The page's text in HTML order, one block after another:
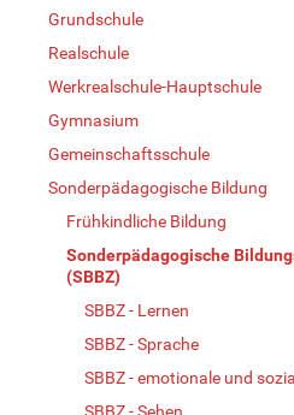
Grundschule
Realschule
Werkrealschule-Hauptschule
Gymnasium
Gemeinschaftsschule
Sonderpädagogische Bildung
Frühkindliche Bildung
Sonderpädagogische
(SBBZ)
SBBZ - Lernen
SBBZ - Sprache
SBBZ - emotionale und